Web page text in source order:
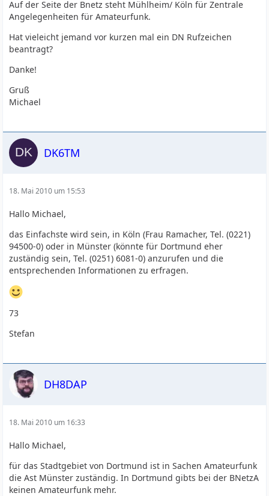
Auf der Seite der Bnetz steht Mühlheim/ Köln für Zentrale
Angelegenheiten für Amateurfunk.
Hat vieleicht jemand vor kurzen mal ein DN Rufzeichen
beantragt?
Danke!
Gruß
Michael
DK6TM
18. Mai 2010 um 15:53
Hallo Michael,
das Einfachste wird sein, in Köln (Frau Ramacher, Tel. (0221)
94500-0) oder in Münster (könnte für Dortmund eher
zuständig sein, Tel. (0251) 6081-0) anzurufen und die
entsprechenden Informationen zu erfragen.
73
Stefan
DH8DAP
18. Mai 2010 um 16:33
Hallo Michael,
für das Stadtgebiet von Dortmund ist in Sachen Amateurfunk
die Ast Münster zuständig. In Dortmund gibts bei der BNetzA
keinen Amateurfunk mehr.